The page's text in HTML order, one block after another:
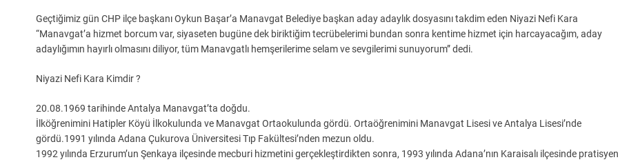
Geçtiğimiz gün CHP ilçe başkanı Oykun Başar’a Manavgat Belediye başkan aday adaylık dosyasını takdim eden Niyazi Nefi Kara
“Manavgat’a hizmet borcum var, siyaseten bugüne dek biriktiğim tecrübelerimi bundan sonra kentime hizmet için harcayacağım, aday
adaylığımın hayırlı olmasını diliyor, tüm Manavgatlı hemşerilerime selam ve sevgilerimi sunuyorum” dedi.
Niyazi Nefi Kara Kimdir ?
20.08.1969 tarihinde Antalya Manavgat’ta doğdu.
İlköğrenimini Hatipler Köyü İlkokulunda ve Manavgat Ortaokulunda gördü. Ortaöğrenimini Manavgat Lisesi ve Antalya Lisesi’nde
gördü.1991 yılında Adana Çukurova Üniversitesi Tıp Fakültesi’nden mezun oldu.
1992 yılında Erzurum’un Şenkaya ilçesinde mecburi hizmetini gerçekleştirdikten sonra, 1993 yılında Adana’nın Karaisalı ilçesinde pratisyen